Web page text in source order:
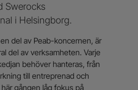
Swerocks
i Helsingborg.
del av Peab-koncernen, är
del av verksamheten. Varje
behöver hanteras, från
till entreprenad och
gången låg fokus på